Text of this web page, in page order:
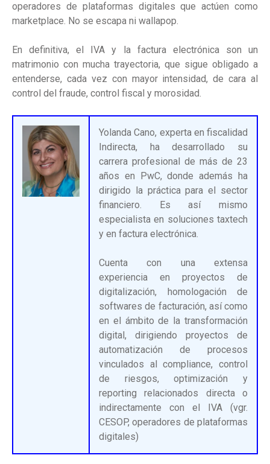
operadores de plataformas digitales que actúen como
marketplace. No se escapa ni wallapop.
En definitiva, el IVA y la factura electrónica son un
matrimonio con mucha trayectoria, que sigue obligado a
entenderse, cada vez con mayor intensidad, de cara al
control del fraude, control fiscal y morosidad.
Yolanda Cano, experta en fiscalidad
Indirecta, ha desarrollado su
carrera profesional de más de 23
años en PwC, donde además ha
dirigido la práctica para el sector
financiero. Es así mismo
especialista en soluciones taxtech
y en factura electrónica.
Cuenta con una extensa
experiencia en proyectos de
digitalización, homologación de
softwares de facturación, así como
en el ámbito de la transformación
digital, dirigiendo proyectos de
automatización de procesos
vinculados al compliance, control
de riesgos, optimización y
reporting relacionados directa o
indirectamente con el IVA (vgr.
CESOP, operadores de plataformas
digitales)